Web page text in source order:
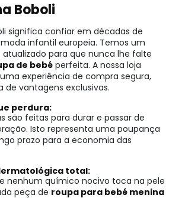
Boboli
significa confiar em décadas de
infantil europeia. Temos um
atualizado para que nunca lhe falte
de bebé perfeita. A nossa loja
experiência de compra segura,
de vantagens exclusivas.
perdura:
são feitas para durar e passar de
Isto representa uma poupança
prazo para a economia das
total:
nenhum químico nocivo toca na pele
peça de roupa para bebé menina